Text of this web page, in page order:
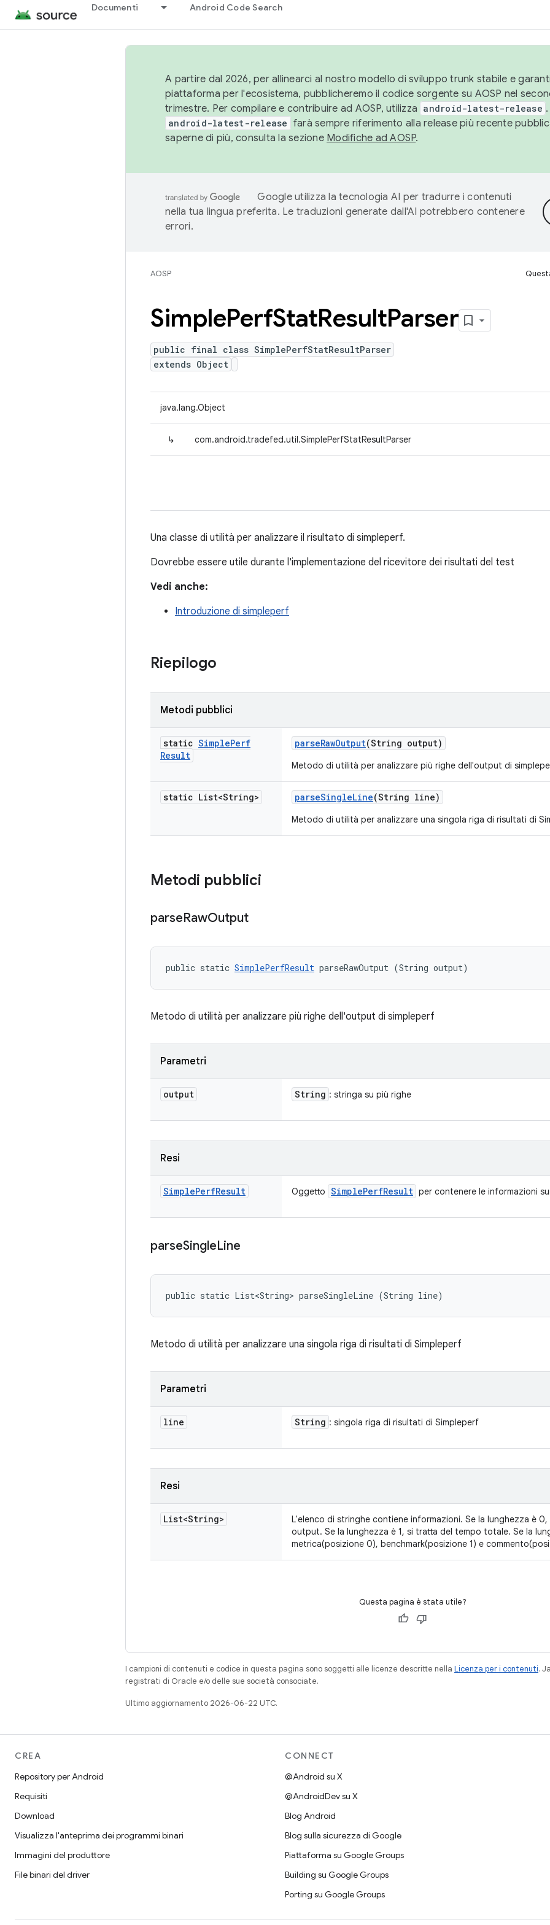
Documenti Android Code Search
A partire dal 2026, per allinearci al nostro modello di sviluppo trunk stabile e
piattaforma per l'ecosistema, pubblicheremo il codice sorgente su AOSP nel
trimestre. Per compilare e contribuire ad AOSP, utilizza android-latest-release
android-latest-release farà sempre riferimento alla release più recente
saperne di più, consulta la sezione Modifiche ad AOSP.
Google utilizza la tecnologia AI per tradurre i contenuti
nella tua lingua preferita. Le traduzioni generate dall'AI potrebbero contenere
errori.
AOSP
SimplePerfStatResultParser
public final class SimplePerfStatResultParser
extends Object
java.lang.Object
↳ com.android.tradefed.util.SimplePerfStatResultParser
Una classe di utilità per analizzare il risultato di simpleperf.
Dovrebbe essere utile durante l'implementazione del ricevitore dei risultati del test
Vedi anche:
Introduzione di simpleperf
Riepilogo
Metodi pubblici
static SimplePerf
Result
parseRawOutput(String output)
Metodo di utilità per analizzare più righe dell'output di
static List<String> parseSingleLine(String line)
Metodo di utilità per analizzare una singola riga di risultati di
Metodi pubblici
parseRawOutput
public static SimplePerfResult parseRawOutput (String output)
Metodo di utilità per analizzare più righe dell'output di simpleperf
Parametri
output String : stringa su più righe
Resi
SimplePerfResult Oggetto SimplePerfResult per contenere le informazioni
parseSingleLine
public static List<String> parseSingleLine (String line)
Metodo di utilità per analizzare una singola riga di risultati di Simpleperf
Parametri
line String : singola riga di risultati di Simpleperf
Resi
List<String>
L'elenco di stringhe contiene informazioni. Se la lunghezza è
output. Se la lunghezza è 1, si tratta del tempo totale. Se la
metrica(posizione 0), benchmark(posizione 1) e
Questa pagina è stata utile?
I campioni di contenuti e codice in questa pagina sono soggetti alle licenze descritte nella Licenza per i contenuti.
registrati di Oracle e/o delle sue società consociate.
Ultimo aggiornamento 2026-06-22 UTC.
CREA
Repository per Android
Requisiti
Download
Visualizza l'anteprima dei programmi binari
Immagini del produttore
File binari del driver
CONNECT
@Android su X
@AndroidDev su X
Blog Android
Blog sulla sicurezza di Google
Piattaforma su Google Groups
Building su Google Groups
Porting su Google Groups